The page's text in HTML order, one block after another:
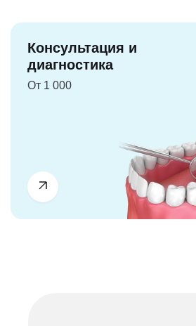
Консультация и
диагностика
От 1 000